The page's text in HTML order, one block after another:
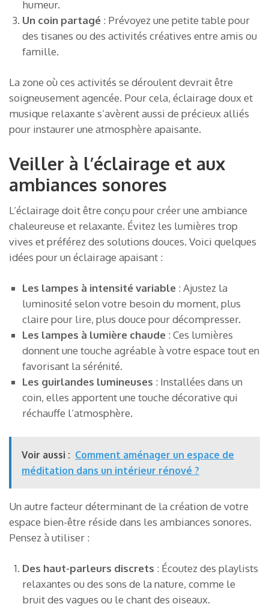
humeur.
Un coin partagé : Prévoyez une petite table pour
des tisanes ou des activités créatives entre amis ou
famille.
La zone où ces activités se déroulent devrait être
soigneusement agencée. Pour cela, éclairage doux et
musique relaxante s’avèrent aussi de précieux alliés
pour instaurer une atmosphère apaisante.
Veiller à l’éclairage et aux
ambiances sonores
L’éclairage doit être conçu pour créer une ambiance
chaleureuse et relaxante. Évitez les lumières trop
vives et préférez des solutions douces. Voici quelques
idées pour un éclairage apaisant :
Les lampes à intensité variable : Ajustez la
luminosité selon votre besoin du moment, plus
claire pour lire, plus douce pour décompresser.
Les lampes à lumière chaude : Ces lumières
donnent une touche agréable à votre espace tout en
favorisant la sérénité.
Les guirlandes lumineuses : Installées dans un
coin, elles apportent une touche décorative qui
réchauffe l’atmosphère.
Voir aussi : Comment aménager un espace de
méditation dans un intérieur rénové ?
Un autre facteur déterminant de la création de votre
espace bien-être réside dans les ambiances sonores.
Pensez à utiliser :
Des haut-parleurs discrets : Écoutez des playlists
relaxantes ou des sons de la nature, comme le
bruit des vagues ou le chant des oiseaux.